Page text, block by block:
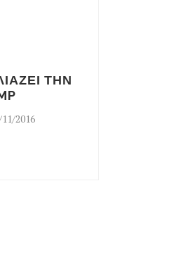
ΤΗΝ
11/2016